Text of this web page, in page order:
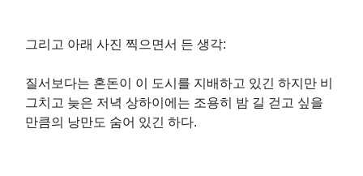
그리고 아래 사진 찍으면서 든 생각:
질서보다는 혼돈이 이 도시를 지배하고 있긴 하지만 비
그치고 늦은 저녁 상하이에는 조용히 밤 길 걷고 싶을
만큼의 낭만도 숨어 있긴 하다.